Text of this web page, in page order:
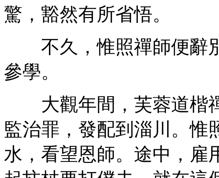
驚，豁然有所省悟。
不久，惟照禪師便辭
參學。
大觀年間，芙蓉道楷
監治罪，發配到淄川。惟
水，看望恩師。途中，雇